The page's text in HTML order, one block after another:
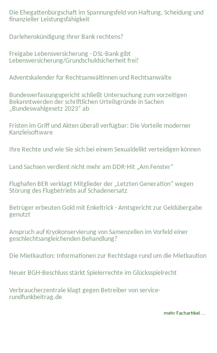
Die Ehegattenbürgschaft im Spannungsfeld von Haftung, Scheidung und
finanzieller Leistungsfähigkeit
Darlehenskündigung Ihrer Bank rechtens?
Freigabe Lebensversicherung - DSL-Bank gibt
Lebensversicherung/Grundschuldsicherheit frei!
Adventskalender für Rechtsanwältinnen und Rechtsanwälte
Bundesverfassungsgericht schließt Untersuchung zum vorzeitigen
Bekanntwerden der schriftlichen Urteilsgründe in Sachen
„Bundeswahlgesetz 2023“ ab
Fristen im Griff und Akten überall verfügbar: Die Vorteile moderner
Kanzleisoftware
Ihre Rechte und wie Sie sich bei einem Sexual­delikt verteidigen können
Land Sachsen verdient nicht mehr am DDR-Hit „Am Fenster“
Flughafen BER verklagt Mitglieder der „Letzten Generation“ wegen
Störung des Flugbetriebs auf Schadenersatz
Betrüger erbeuten Gold mit Enkeltrick - Amtsgericht zur Geldübergabe
genutzt
Anspruch auf Kryokonservierung von Samenzellen im Vorfeld einer
geschlechtsangleichenden Behandlung?
Die Mietkaution: Informationen zur Rechtslage rund um die Mietkaution
Neuer BGH-Beschluss stärkt Spielerrechte im Glücksspielrecht
Verbraucherzentrale klagt gegen Betreiber von service-
rundfunkbeitrag.de
mehr Fachartikel ...